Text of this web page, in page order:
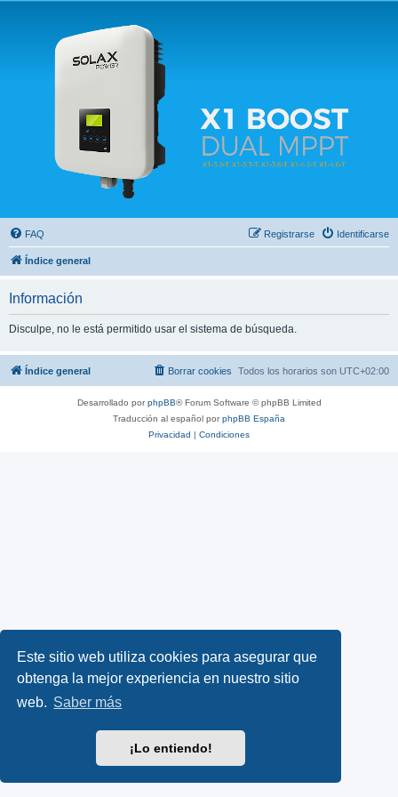
Este sitio web utiliza cookies para asegurar que
obtenga la mejor experiencia en nuestro sitio
web. Saber más
¡Lo entiendo!
Solax FAQ
Lugar para intercambiar dudas sobre inversores solares Solax y temas relacionados.
FAQ Identificarse
Registrarse
Índice general
Información
Disculpe, no le está permitido usar el sistema de búsqueda.
Índice general Todos los horarios son UTC+02:00
Borrar cookies
Desarrollado porphpBB® Forum Software © phpBB Limited
Traducción al español porphpBB España
Privacidad | Condiciones